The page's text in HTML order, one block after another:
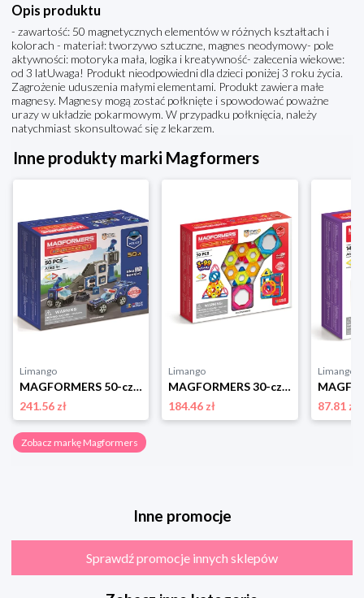
Opis produktu
- zawartość: 50 magnetycznych elementów w różnych kształtach i
kolorach - materiał: tworzywo sztuczne, magnes neodymowy- pole
aktywności: motoryka mała, logika i kreatywność- zalecenia wiekowe:
od 3 latUwaga! Produkt nieodpowiedni dla dzieci poniżej 3 roku życia.
Zagrożenie uduszenia małymi elementami. Produkt zawiera małe
magnesy. Magnesy mogą zostać połknięte i spowodować poważne
urazy w układzie pokarmowym. W przypadku połknięcia, należy
natychmiast skonsultować się z lekarzem.
Inne produkty marki Magformers
Limango
MAGFORMERS 50-częściowy zestaw magnetyczny "Amazing Police Set" - 3+ rozmiar: onesize
241.56 zł
Limango
MAGFORMERS 30-częściowy zestaw magnetyczny "Challenger" - 3+ rozmiar: onesize
184.46 zł
Limango
87.81 zł
Zobacz markę Magformers
Inne promocje
Sprawdź promocje innych sklepów